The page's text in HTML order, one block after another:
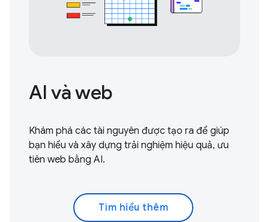
AI và web
Khám phá các tài nguyên được tạo ra để giúp
bạn hiểu và xây dựng trải nghiệm hiệu quả, ưu
tiên web bằng AI.
Tìm hiểu thêm